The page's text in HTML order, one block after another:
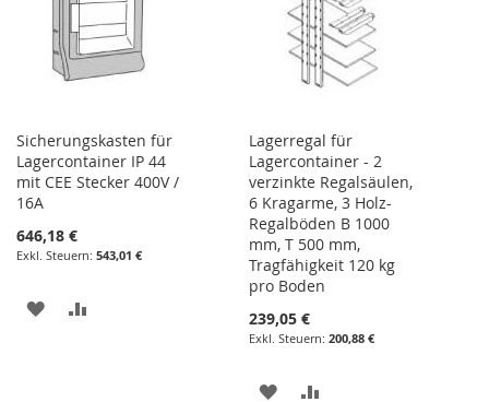
Sicherungskasten für
Lagercontainer IP 44
mit CEE Stecker 400V /
16A
646,18 €
543,01 €
ZUR
Lagerregal für
Lagercontainer - 2
verzinkte Regalsäulen,
6 Kragarme, 3 Holz-
Regalböden B 1000
mm, T 500 mm,
Tragfähigkeit 120 kg
pro Boden
239,05 €
200,88 €
ZUR